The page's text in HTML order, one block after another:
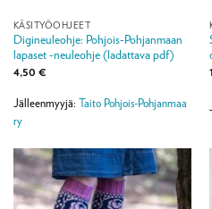
KÄSITYÖOHJEET
Digineuleohje: Pohjois-Pohjanmaan
lapaset -neuleohje (ladattava pdf)
4,50 €
Jälleenmyyjä: Taito Pohjois-Pohjanmaa
ry